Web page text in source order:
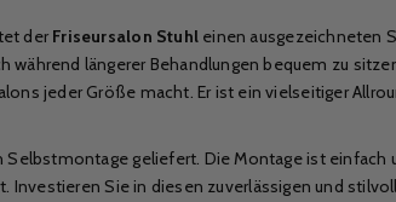
der Friseursalon Stuhleinen ausgezeichneten
während längerer Behandlungen bequem zu
jeder Größe macht. Er ist ein vielseitiger
geliefert. Die Montage ist
Investieren Sie in diesen zuverlässigen und